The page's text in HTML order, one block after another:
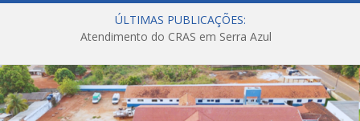
ÚLTIMAS PUBLICAÇÕES:
Atendimento do CRAS em Serra Azul